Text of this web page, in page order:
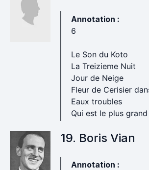
Annotation :
6
Le Son du Koto
La Treizieme Nuit
Jour de Neige
Fleur de Cerisier
Eaux troubles
Qui est le plus grand
19. Boris Vian
Annotation :